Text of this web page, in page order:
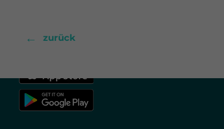
← zurück
info@widecare.de